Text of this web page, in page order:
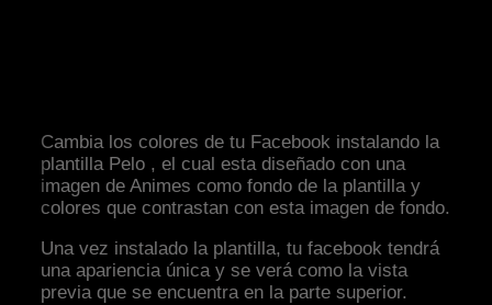
Cambia los colores de tu Facebook instalando la
plantilla Pelo , el cual esta diseñado con una
imagen de Animes como fondo de la plantilla y
colores que contrastan con esta imagen de fondo.
Una vez instalado la plantilla, tu facebook tendrá
una apariencia única y se verá como la vista
previa que se encuentra en la parte superior.